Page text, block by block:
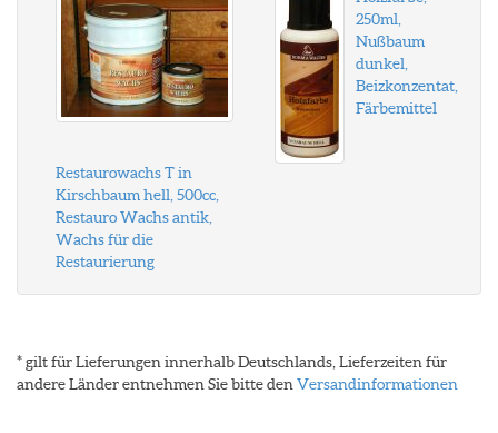
Restaurowachs T in
Kirschbaum hell, 500cc,
Restauro Wachs antik,
Wachs für die
Restaurierung
250ml,
Nußbaum
dunkel,
Beizkonzentat,
Färbemittel
* gilt für Lieferungen innerhalb Deutschlands, Lieferzeiten für
andere Länder entnehmen Sie bitte den Versandinformationen